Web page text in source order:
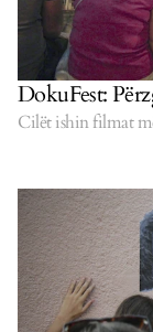
DokuFest:
Cilët ishin filmat